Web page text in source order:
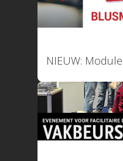
NIEUW: